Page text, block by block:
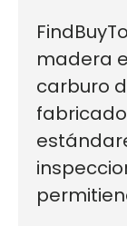
madera
carburo